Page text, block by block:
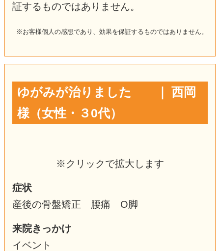
証するものではありません。
※お客様個人の感想であり、効果を保証するものではありません。
ゆがみが治りました ｜ 西岡
様（女性・３0代）
※クリックで拡大します
症状
産後の骨盤矯正 腰痛 O脚
来院きっかけ
イベント